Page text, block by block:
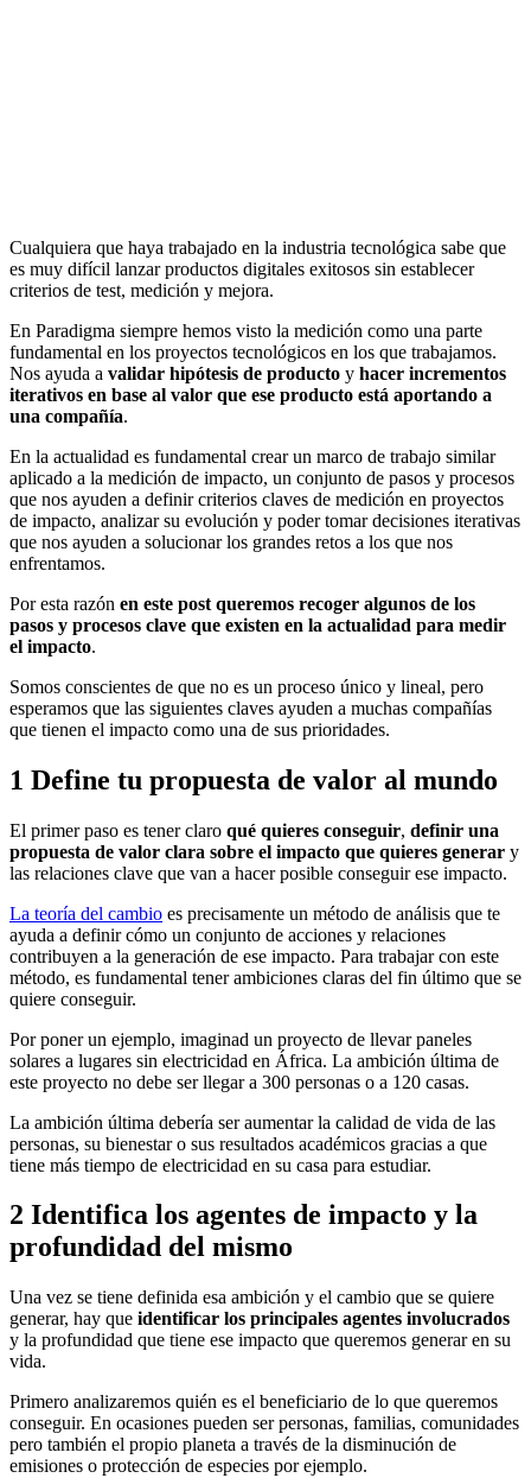
Cualquiera que haya trabajado en la industria tecnológica sabe que
es muy difícil lanzar productos digitales exitosos sin establecer
criterios de test, medición y mejora.
En Paradigma siempre hemos visto la medición como una parte
fundamental en los proyectos tecnológicos en los que trabajamos.
Nos ayuda a validar hipótesis de producto y hacer incrementos
iterativos en base al valor que ese producto está aportando a
una compañía.
En la actualidad es fundamental crear un marco de trabajo similar
aplicado a la medición de impacto, un conjunto de pasos y procesos
que nos ayuden a definir criterios claves de medición en proyectos
de impacto, analizar su evolución y poder tomar decisiones iterativas
que nos ayuden a solucionar los grandes retos a los que nos
enfrentamos.
Por esta razón en este post queremos recoger algunos de los
pasos y procesos clave que existen en la actualidad para medir
el impacto.
Somos conscientes de que no es un proceso único y lineal, pero
esperamos que las siguientes claves ayuden a muchas compañías
que tienen el impacto como una de sus prioridades.
1 Define tu propuesta de valor al mundo
El primer paso es tener claro qué quieres conseguir, definir una
propuesta de valor clara sobre el impacto que quieres generar y
las relaciones clave que van a hacer posible conseguir ese impacto.
La teoría del cambio es precisamente un método de análisis que te
ayuda a definir cómo un conjunto de acciones y relaciones
contribuyen a la generación de ese impacto. Para trabajar con este
método, es fundamental tener ambiciones claras del fin último que se
quiere conseguir.
Por poner un ejemplo, imaginad un proyecto de llevar paneles
solares a lugares sin electricidad en África. La ambición última de
este proyecto no debe ser llegar a 300 personas o a 120 casas.
La ambición última debería ser aumentar la calidad de vida de las
personas, su bienestar o sus resultados académicos gracias a que
tiene más tiempo de electricidad en su casa para estudiar.
2 Identifica los agentes de impacto y la
profundidad del mismo
Una vez se tiene definida esa ambición y el cambio que se quiere
generar, hay que identificar los principales agentes involucrados
y la profundidad que tiene ese impacto que queremos generar en su
vida.
Primero analizaremos quién es el beneficiario de lo que queremos
conseguir. En ocasiones pueden ser personas, familias, comunidades
pero también el propio planeta a través de la disminución de
emisiones o protección de especies por ejemplo.